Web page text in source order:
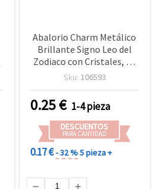
Abalorio Charm Metálico
Brillante Signo Leo del
Zodiaco con Cristales, 11
mm, Agujero de 8 mm –
Astrológica
Sku: 106593
0.25€ 1-4 pieza
DESCUENTOS
PARA CANTIDAD
0.17 €- 32 %5 pieza +